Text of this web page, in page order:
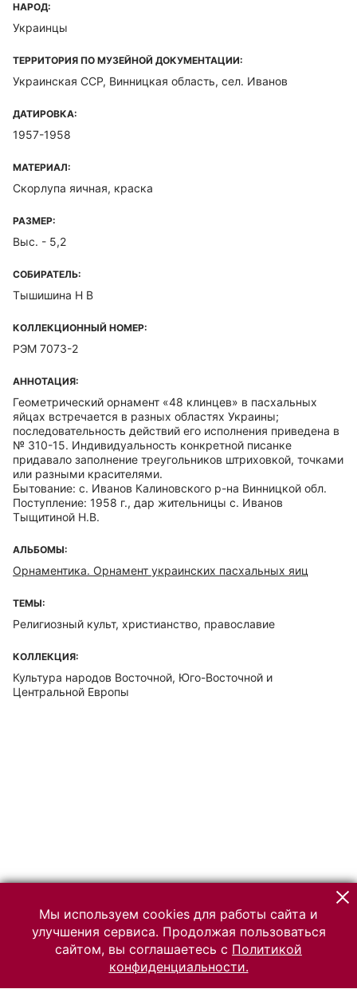
НАРОД:
Украинцы
ТЕРРИТОРИЯ ПО МУЗЕЙНОЙ ДОКУМЕНТАЦИИ:
Украинская ССР, Винницкая область, сел. Иванов
ДАТИРОВКА:
1957-1958
МАТЕРИАЛ:
Скорлупа яичная, краска
РАЗМЕР:
Выс. - 5,2
СОБИРАТЕЛЬ:
Тышишина Н В
КОЛЛЕКЦИОННЫЙ НОМЕР:
РЭМ 7073-2
АННОТАЦИЯ:
Геометрический орнамент «48 клинцев» в пасхальных
яйцах встречается в разных областях Украины;
последовательность действий его исполнения приведена в
№ 310-15. Индивидуальность конкретной писанке
придавало заполнение треугольников штриховкой, точками
или разными красителями.
Бытование: с. Иванов Калиновского р-на Винницкой обл.
Поступление: 1958 г., дар жительницы с. Иванов
Тыщитиной Н.В.
АЛЬБОМЫ:
Орнаментика. Орнамент украинских пасхальных яиц
ТЕМЫ:
Религиозный культ, христианство, православие
КОЛЛЕКЦИЯ:
Культура народов Восточной, Юго-Восточной и
Центральной Европы
Мы используем cookies для работы сайта и
улучшения сервиса. Продолжая пользоваться
сайтом, вы соглашаетесь с Политикой
конфиденциальности.